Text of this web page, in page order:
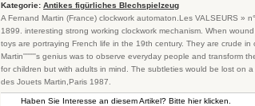
Kategorie: Antikes figürliches Blechspielzeug
A Fernand Martin (France) clockwork automaton.Les VALSEURS »
1899. interesting strong working clockwork mechanism. When
toys are portraying French life in the 19th century. They are crude
Martin''''''''s genius was to observe everyday people and transform
for children but with adults in mind. The subtleties would be lost on
des Jouets Martin,Paris 1987.
Haben Sie Interesse an diesem Artikel? Bitte hier klicken.